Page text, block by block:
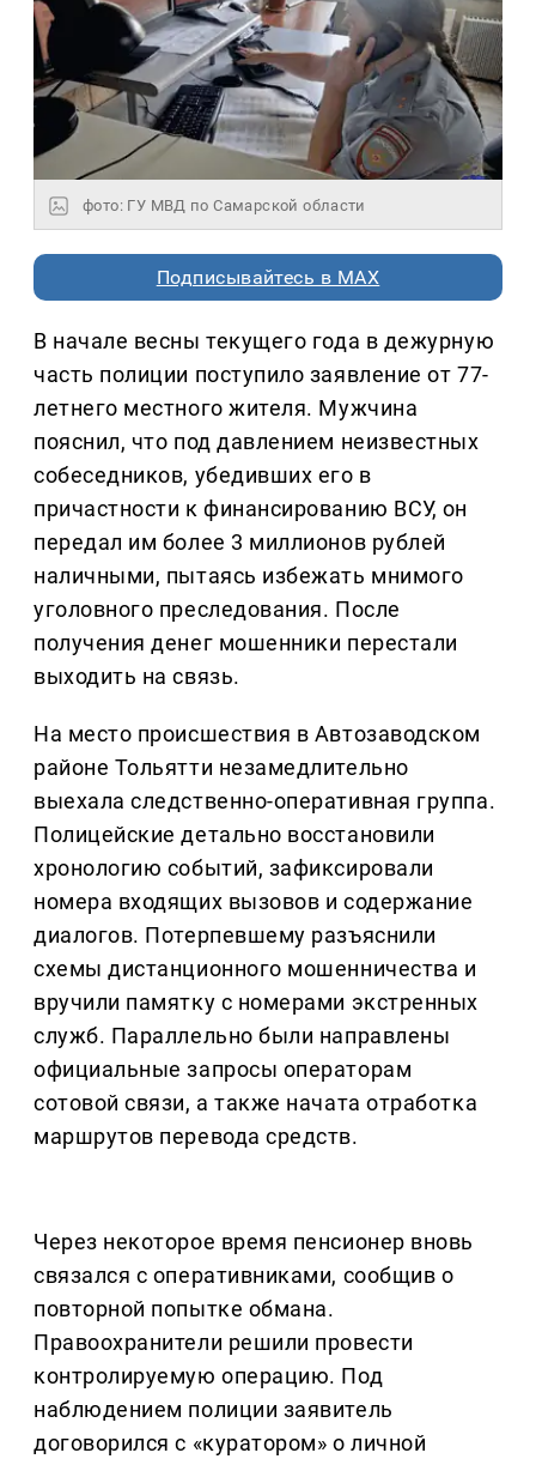
фото: ГУ МВД по Самарской области
Подписывайтесь в MAX
В начале весны текущего года в дежурную
часть полиции поступило заявление от 77-
летнего местного жителя. Мужчина
пояснил, что под давлением неизвестных
собеседников, убедивших его в
причастности к финансированию ВСУ, он
передал им более 3 миллионов рублей
наличными, пытаясь избежать мнимого
уголовного преследования. После
получения денег мошенники перестали
выходить на связь.
На место происшествия в Автозаводском
районе Тольятти незамедлительно
выехала следственно-оперативная группа.
Полицейские детально восстановили
хронологию событий, зафиксировали
номера входящих вызовов и содержание
диалогов. Потерпевшему разъяснили
схемы дистанционного мошенничества и
вручили памятку с номерами экстренных
служб. Параллельно были направлены
официальные запросы операторам
сотовой связи, а также начата отработка
маршрутов перевода средств.
Через некоторое время пенсионер вновь
связался с оперативниками, сообщив о
повторной попытке обмана.
Правоохранители решили провести
контролируемую операцию. Под
наблюдением полиции заявитель
договорился с «куратором» о личной